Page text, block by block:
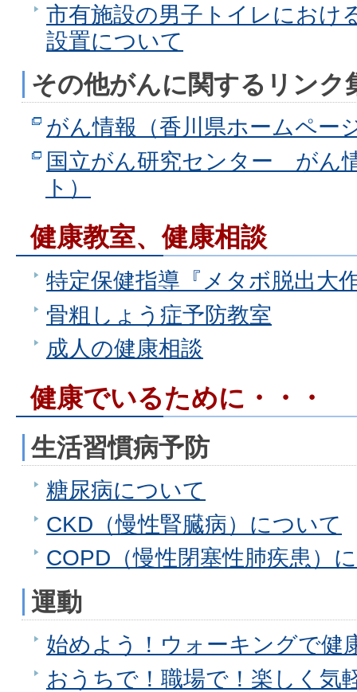
市有施設の男子トイレにおけ
設置について
その他がんに関するリンク
がん情報（香川県ホームペー
国立がん研究センター がん
ト）
健康教室、健康相談
特定保健指導『メタボ脱出大
骨粗しょう症予防教室
成人の健康相談
健康でいるために・・・
生活習慣病予防
糖尿病について
CKD（慢性腎臓病）について
COPD（慢性閉塞性肺疾患）
運動
始めよう！ウォーキングで健
おうちで！職場で！楽しく気